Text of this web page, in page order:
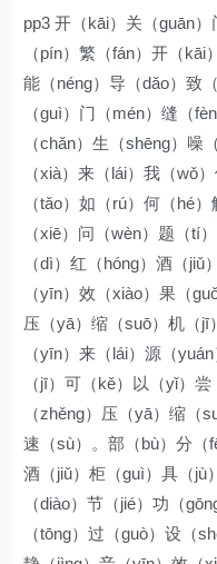
pp3 开（kāi）关（guān
（pín）繁（fán）开（kāi
能（néng）导（dǎo）致
（guì）门（mén）缝（
（chǎn）生（shēng）噪
（xià）来（lái）我（wǒ
（tǎo）如（rú）何（hé
（xiē）问（wèn）题（tí
（dì）红（hóng）酒（
（yīn）效（xiào）果（
压（yā）缩（suō）机（jī
（yīn）来（lái）源（
（jī）可（kě）以（yǐ）
（zhěng）压（yā）缩（
速（sù）。部（bù）分（
酒（jiǔ）柜（guì）具（jù
（diào）节（jié）功（
（tōng）过（guò）设（